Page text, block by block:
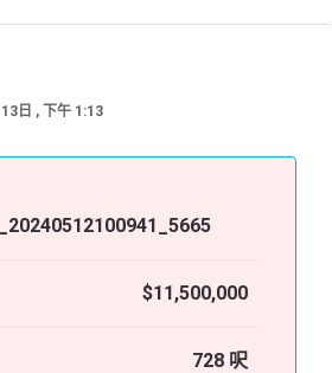
日 , 下午 1:13
$11,500,000
728 呎